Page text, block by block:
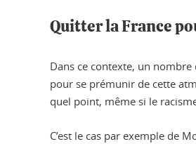
Quitter la France
Dans ce contexte, un nombre
pour se prémunir de cette
quel point, même si le
C’est le cas par exemple de